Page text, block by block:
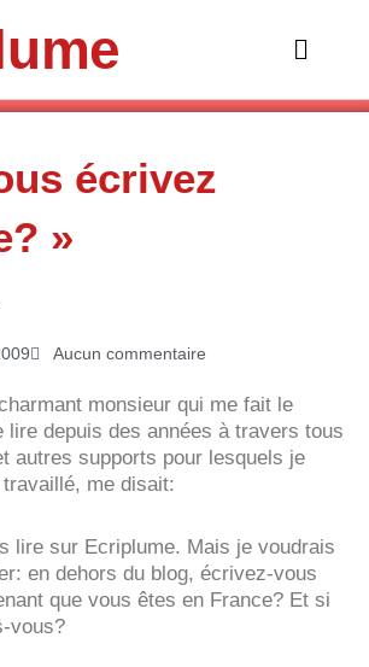
Main
écrivez
»
Aucun commentaire
monsieur qui me fait le
lire depuis des années à travers tous
autres supports pour lesquels je
me disait:
lire sur Ecriplume. Mais je voudrais
en dehors du blog, écrivez-vous
que vous êtes en France? Et si
vous?